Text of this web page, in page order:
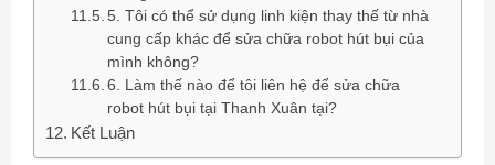
5. Tôi có thể sử dụng linh kiện thay thế từ nhà
cung cấp khác để sửa chữa robot hút bụi của
mình không?
6. Làm thế nào để tôi liên hệ để sửa chữa
robot hút bụi tại Thanh Xuân tại?
Kết Luận